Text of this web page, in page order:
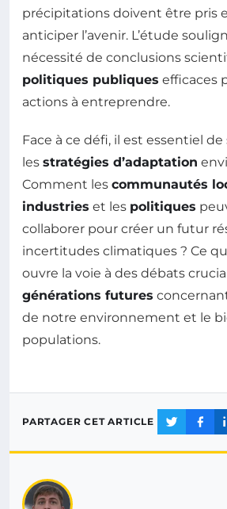
précipitations doivent être pris
anticiper l’avenir. L’étude
nécessité de conclusions
politiques publiques efficaces
actions à entreprendre.
Face à ce défi, il est essentiel de
les stratégies d’adaptation
Comment les communautés
industries et les politiques
collaborer pour créer un futur
incertitudes climatiques ? Ce
ouvre la voie à des débats
générations futures
de notre environnement et le
populations.
PARTAGER CET ARTICLE